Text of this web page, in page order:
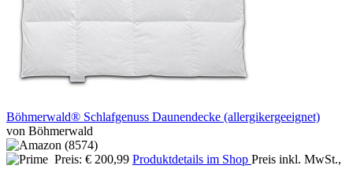
Böhmerwald® Schlafgenuss Daunendecke (allergikergeeignet)
von Böhmerwald
Preis: € 200,99 Produktdetails im Shop Preis inkl. MwSt.,